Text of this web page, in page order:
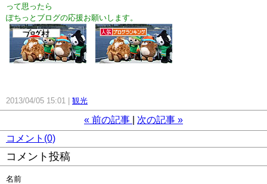
って思ったら
ぽちっとブログの応援お願いします。
2013/04/05 15:01 観光
« 前の記事 次の記事 »
コメント(0)
コメント投稿
名前